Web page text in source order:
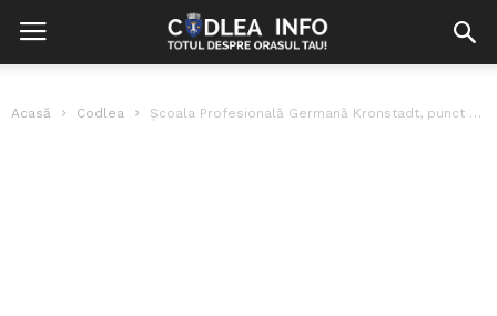
Acasă Codlea Școala Profesională Germană Kronstadt, punct de reper în relansarea învățământului profesional și...